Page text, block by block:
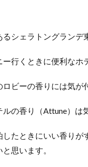
シェラトングランデ
ー行くときに便利なホ
ビーの香りには気が
の香り（Attune）は
たときにいい香り
思います。